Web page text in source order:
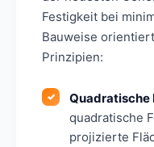
Festigkeit bei
Bauweise
Prinzipien:
Quadratische
quadratische
projizierte